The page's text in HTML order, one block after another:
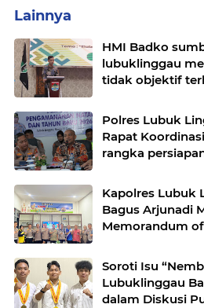
Lainnya
HMI Badko
lubuklinggau
tidak objektif
Polres Lubuk
Rapat
rangka
Kapolres Lubuk
Bagus Arjunadi
Memorandum
Pendidikan dan
Soroti Isu
Lubuklinggau
dalam Diskusi